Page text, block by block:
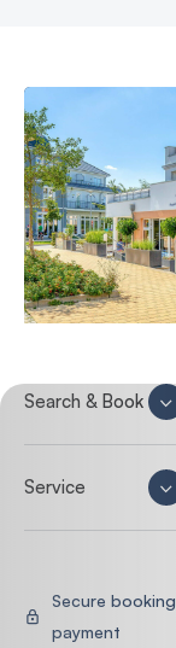
Search & Book
Service
Secure
payment